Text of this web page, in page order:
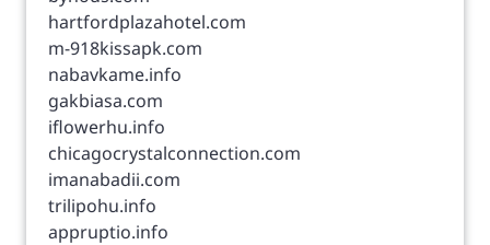
hartfordplazahotel.com
m-918kissapk.com
nabavkame.info
gakbiasa.com
iflowerhu.info
chicagocrystalconnection.com
imanabadii.com
trilipohu.info
appruptio.info